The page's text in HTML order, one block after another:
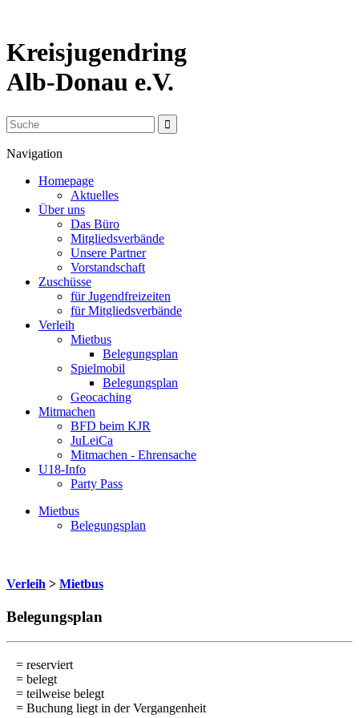
Kreisjugendring
Alb-Donau e.V.
Navigation
Homepage
Aktuelles
Über uns
Das Büro
Mitgliedsverbände
Unsere Partner
Vorstandschaft
Zuschüsse
für Jugendfreizeiten
für Mitgliedsverbände
Verleih
Mietbus
Belegungsplan
Spielmobil
Belegungsplan
Geocaching
Mitmachen
BFD beim KJR
JuLeiCa
Mitmachen - Ehrensache
U18-Info
Party Pass
Mietbus
Belegungsplan
Verleih > Mietbus
Belegungsplan
= reserviert
= belegt
= teilweise belegt
= Buchung liegt in der Vergangenheit